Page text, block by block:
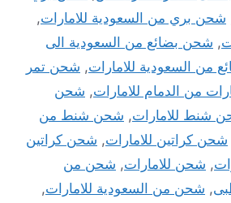
شحن بري من السعودية للامارات,
, شحن بضائع من السعودية الى
من السعودية للامارات, شحن تمر
من الدمام للامارات, شحن
شنط للامارات, شحن شنط من
شحن كراتين للامارات, شحن كراتين
, شحن للامارات, شحن من
, شحن من السعودية للامارات,